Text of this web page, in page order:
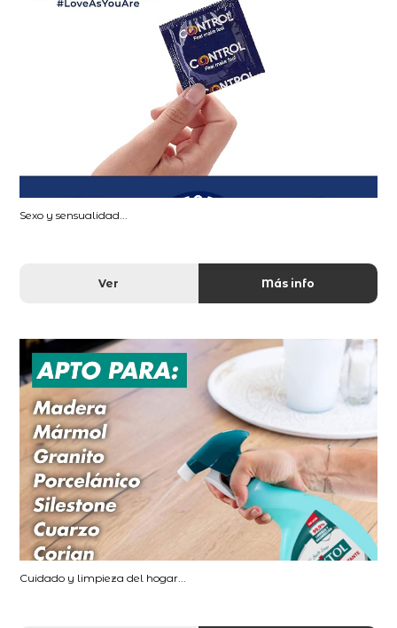
Sexo y sensualidad...
Ver Más info
Cuidado y limpieza del hogar...